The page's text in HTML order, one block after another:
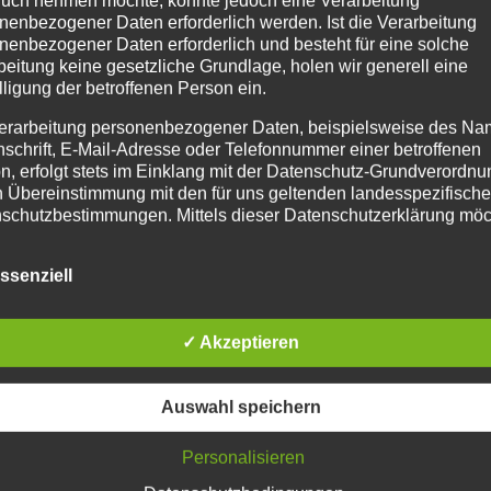
SPORT PROBIOTIC
der Verdauung und Stabilisierung der
positiv beeinflussen und in Stresssituationen wie
entgegenwirken. Auch bei Kotwasser und
für Pferde
Warenkorb Details
Daten erforderlich werden. Ist die Verarbeitung
Daten erforderlich und besteht für eine solche
keine gesetzliche Grundlage, holen wir generell eine
der betroffenen Person ein.
personenbezogener Daten, beispielsweise des
E-Mail-Adresse oder Telefonnummer einer betroffenen
erfolgt stets im Einklang mit der Datenschutz-
Übereinstimmung mit den für uns geltenden
Mittels dieser Datenschutzerklärung
genutzten und verarbeiteten personenbezogenen
Ferner werden betroffene Personen mittels dieser
als für die Verarbeitung Verantwortlicher zahlreiche
Maßnahmen umgesetzt, um einen möglichst
Schutz der über diese Internetseite verarbeiteten
Daten sicherzustellen. Dennoch können
Datenübertragungen grundsätzlich
sodass ein absoluter Schutz nicht gewährleistet werden
✓ Akzeptieren
Auswahl speichern
Personalisieren